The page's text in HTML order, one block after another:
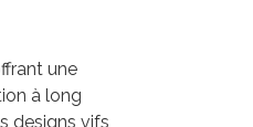
une
à long
designs vifs